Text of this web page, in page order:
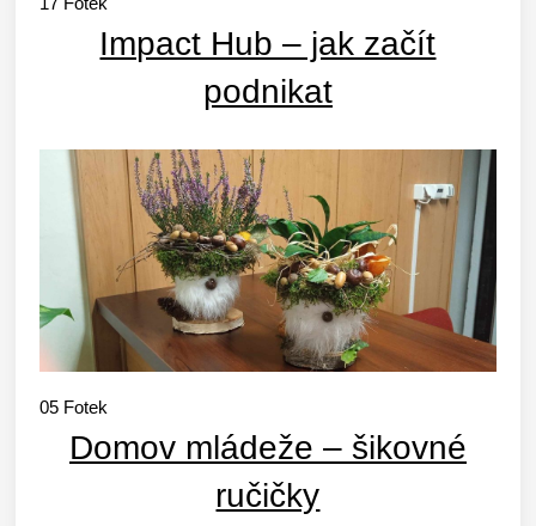
Impact Hub – jak začít
podnikat
05 Fotek
Domov mládeže – šikovné
ručičky